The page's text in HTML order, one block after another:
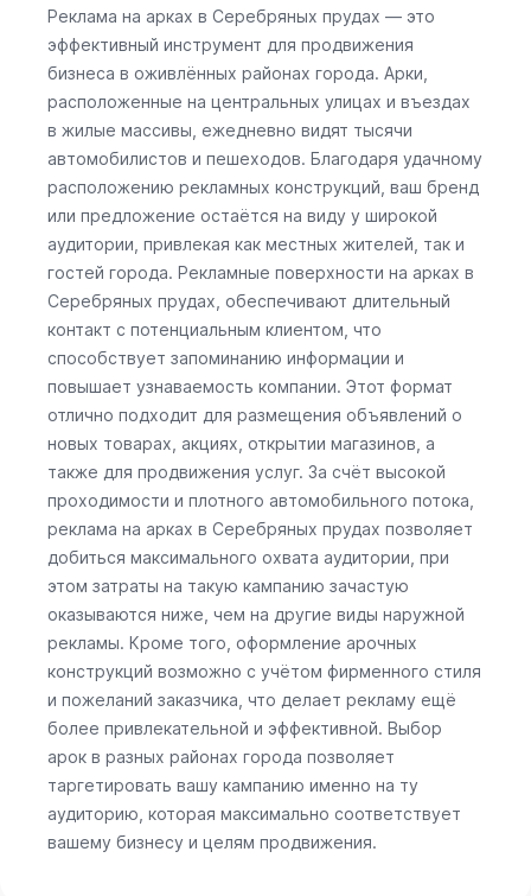
Реклама на арках в Серебряных прудах — это
эффективный инструмент для продвижения
бизнеса в оживлённых районах города. Арки,
расположенные на центральных улицах и въездах
в жилые массивы, ежедневно видят тысячи
автомобилистов и пешеходов. Благодаря удачному
расположению рекламных конструкций, ваш бренд
или предложение остаётся на виду у широкой
аудитории, привлекая как местных жителей, так и
гостей города. Рекламные поверхности на арках в
Серебряных прудах, обеспечивают длительный
контакт с потенциальным клиентом, что
способствует запоминанию информации и
повышает узнаваемость компании. Этот формат
отлично подходит для размещения объявлений о
новых товарах, акциях, открытии магазинов, а
также для продвижения услуг. За счёт высокой
проходимости и плотного автомобильного потока,
реклама на арках в Серебряных прудах позволяет
добиться максимального охвата аудитории, при
этом затраты на такую кампанию зачастую
оказываются ниже, чем на другие виды наружной
рекламы. Кроме того, оформление арочных
конструкций возможно с учётом фирменного стиля
и пожеланий заказчика, что делает рекламу ещё
более привлекательной и эффективной. Выбор
арок в разных районах города позволяет
таргетировать вашу кампанию именно на ту
аудиторию, которая максимально соответствует
вашему бизнесу и целям продвижения.